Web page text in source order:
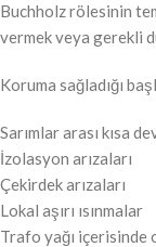
Buchholz rölesinin
vermek veya gerekli
Koruma sağladığı
Sarımlar arası kısa
İzolasyon arızaları
Çekirdek arızaları
Lokal aşırı ısınmalar
Trafo yağı içerisinde